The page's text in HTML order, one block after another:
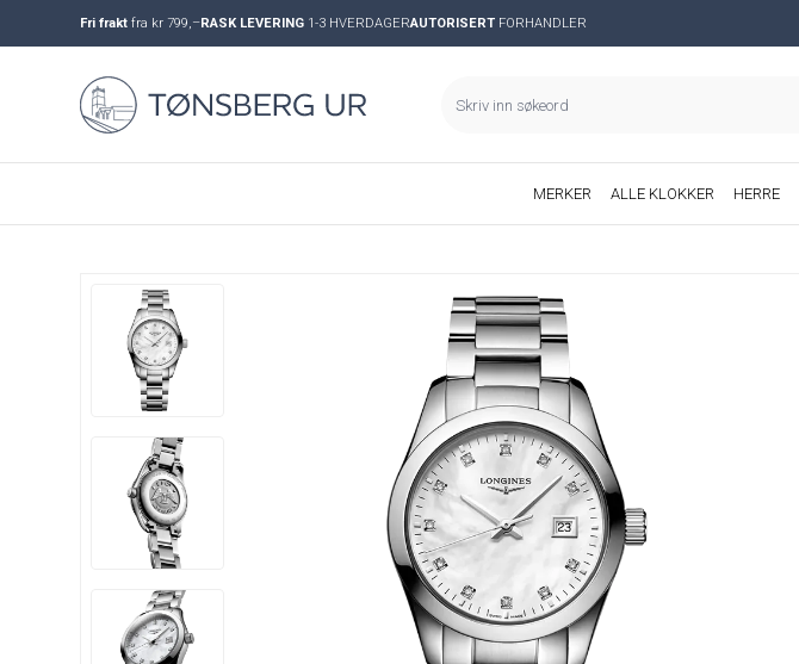
Fri frakt fra kr 799,–RASK LEVERING 1-3 HVERDAGERAUTORISERT FORHANDLER
MERKER ALLE KLOKKER HERRE